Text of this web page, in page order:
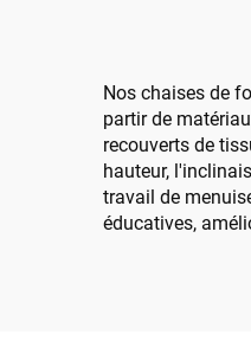
Nos chaises de
partir de
recouverts de
hauteur,
travail de
éducatives,